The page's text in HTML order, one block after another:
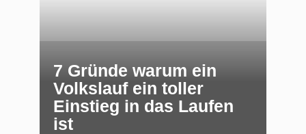
7 Gründe warum ein
Volkslauf ein toller
Einstieg in das Laufen
ist